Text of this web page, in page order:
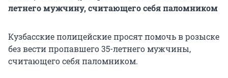
летнего мужчину, считающего себя паломником
Кузбасские полицейские просят помочь в розыске
без вести пропавшего 35-летнего мужчины,
считающего себя паломником.